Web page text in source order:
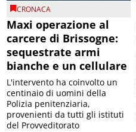
CRONACA
Maxi operazione al
carcere di Brissogne:
sequestrate armi
bianche e un cellulare
L'intervento ha coinvolto un
centinaio di uomini della
Polizia penitenziaria,
provenienti da tutti gli istituti
del Provveditorato